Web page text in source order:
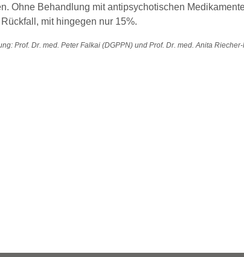
Ohne Behandlung mit antipsychotischen
mit hingegen nur 15%.
Prof. Dr. med. Peter Falkai (DGPPN) und Prof. Dr. med. Anita